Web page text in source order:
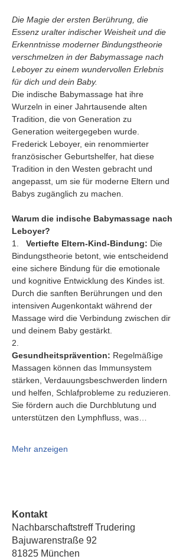
Die Magie der ersten Berührung, die
Essenz uralter indischer Weisheit und die
Erkenntnisse moderner Bindungstheorie
verschmelzen in der Babymassage nach
Leboyer zu einem wundervollen Erlebnis
für dich und dein Baby.
Die indische Babymassage hat ihre
Wurzeln in einer Jahrtausende alten
Tradition, die von Generation zu
Generation weitergegeben wurde.
Frederick Leboyer, ein renommierter
französischer Geburtshelfer, hat diese
Tradition in den Westen gebracht und
angepasst, um sie für moderne Eltern und
Babys zugänglich zu machen.
Warum die indische Babymassage nach
Leboyer?
1. Vertiefte Eltern-Kind-Bindung: Die
Bindungstheorie betont, wie entscheidend
eine sichere Bindung für die emotionale
und kognitive Entwicklung des Kindes ist.
Durch die sanften Berührungen und den
intensiven Augenkontakt während der
Massage wird die Verbindung zwischen dir
und deinem Baby gestärkt.
2.
Gesundheitsprävention: Regelmäßige
Massagen können das Immunsystem
stärken, Verdauungsbeschwerden lindern
und helfen, Schlafprobleme zu reduzieren.
Sie fördern auch die Durchblutung und
unterstützen den Lymphfluss, was…
Mehr anzeigen
Kontakt
Nachbarschaftstreff Trudering
Bajuwarenstraße 92
81825 München